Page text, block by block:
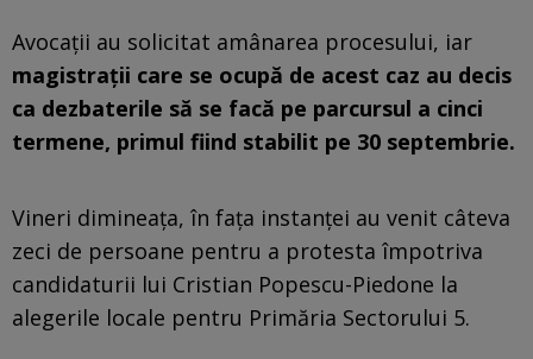
Avocaţii au solicitat amânarea procesului, iar
magistraţii care se ocupă de acest caz au decis
ca dezbaterile să se facă pe parcursul a cinci
termene, primul fiind stabilit pe 30 septembrie.
Vineri dimineaţa, în faţa instanţei au venit câteva
zeci de persoane pentru a protesta împotriva
candidaturii lui Cristian Popescu-Piedone la
alegerile locale pentru Primăria Sectorului 5.